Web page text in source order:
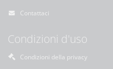
Contattaci
Condizioni d'uso
Condizioni della privacy